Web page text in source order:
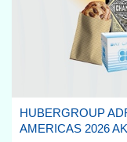
HUBERGROUP
AMERICAS 2026